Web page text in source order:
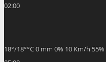
02:00
18°/18°°C0 mm 0% 10 Km/h 55%